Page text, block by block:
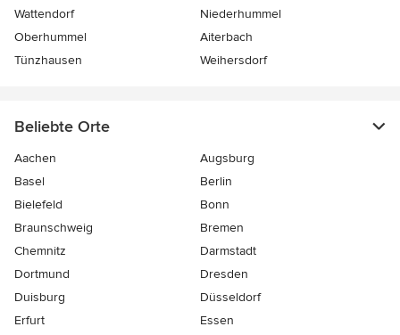
Wattendorf
Niederhummel
Oberhummel
Aiterbach
Tünzhausen
Weihersdorf
Beliebte Orte
Aachen
Augsburg
Basel
Berlin
Bielefeld
Bonn
Braunschweig
Bremen
Chemnitz
Darmstadt
Dortmund
Dresden
Duisburg
Düsseldorf
Erfurt
Essen